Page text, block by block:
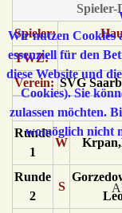
Spieler-
Spieler:
TWZ:
Verein: SVG
Runde
1
W
Runde
2
S
Wir nutzen Cookies
essenziell für den
diese Website und
Cookies). Sie
zulassen möchten.
womöglich nicht